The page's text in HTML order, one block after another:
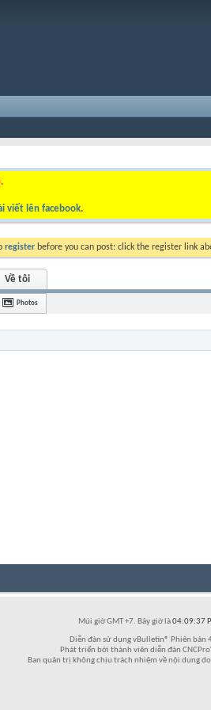
viết lên facebook.
register before you can post: click the register link
Về tôi
Photos
Múi giờ GMT +7. Bây giờ là04:09:37
Diễn đàn sử dụng vBulletin® Phiên bản
Phát triển bởi thành viên diễn đàn
Ban quản trị không chịu trách nhiệm về nội dung